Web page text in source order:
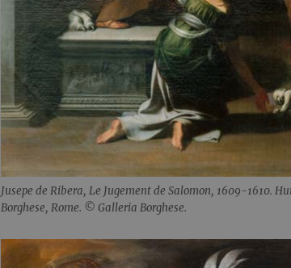
Jusepe de Ribera, Le Jugement de Salomon, 1609-1610.
Borghese, Rome. © Galleria Borghese.